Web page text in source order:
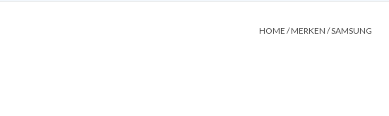
HOME /MERKEN /SAMSUNG